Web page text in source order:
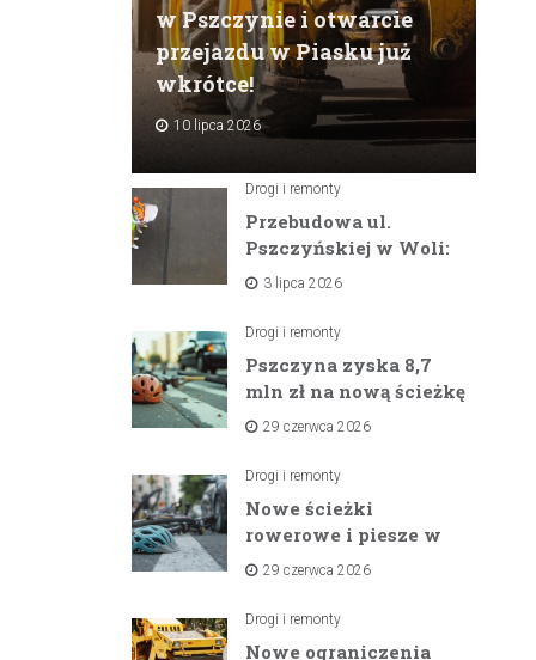
w Pszczynie i otwarcie
przejazdu w Piasku już
wkrótce!
10 lipca 2026
Drogi i remonty
Przebudowa ul.
Pszczyńskiej w Woli:
Wielka inwestycja
horyzoncie
3 lipca 2026
Drogi i remonty
Pszczyna zyska 8,7
mln zł na nową ścieżkę
rowerową między
29 czerwca 2026
Drogi i remonty
Nowe ścieżki
rowerowe i piesze w
gminach Suszec i
unijnemu wsparciu
29 czerwca 2026
Drogi i remonty
Nowe ograniczenia